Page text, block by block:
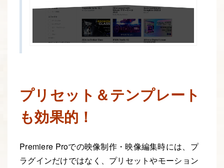
プリセット＆テンプレート
も効果的！
Premiere Proでの映像制作・映像編集時には、プ
ラグインだけではなく、プリセットやモーション